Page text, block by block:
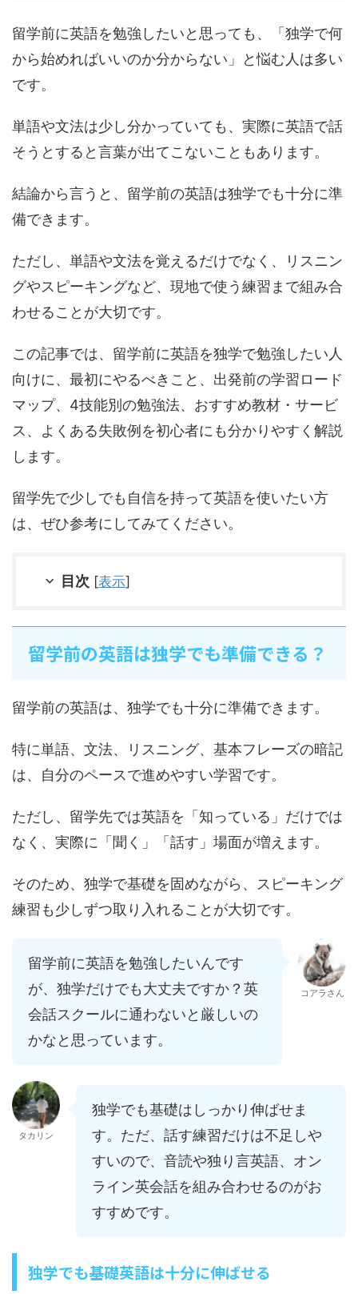
留学前に英語を勉強したいと思っても、「独学で何
から始めればいいのか分からない」と悩む人は多い
です。
単語や文法は少し分かっていても、実際に英語で話
そうとすると言葉が出てこないこともあります。
結論から言うと、留学前の英語は独学でも十分に準
備できます。
ただし、単語や文法を覚えるだけでなく、リスニン
グやスピーキングなど、現地で使う練習まで組み合
わせることが大切です。
この記事では、留学前に英語を独学で勉強したい人
向けに、最初にやるべきこと、出発前の学習ロード
マップ、4技能別の勉強法、おすすめ教材・サービ
ス、よくある失敗例を初心者にも分かりやすく解説
します。
留学先で少しでも自信を持って英語を使いたい方
は、ぜひ参考にしてみてください。
目次 [表示]
留学前の英語は独学でも準備できる？
留学前の英語は、独学でも十分に準備できます。
特に単語、文法、リスニング、基本フレーズの暗記
は、自分のペースで進めやすい学習です。
ただし、留学先では英語を「知っている」だけでは
なく、実際に「聞く」「話す」場面が増えます。
そのため、独学で基礎を固めながら、スピーキング
練習も少しずつ取り入れることが大切です。
留学前に英語を勉強したいんです
が、独学だけでも大丈夫ですか？英
会話スクールに通わないと厳しいの
かなと思っています。
コアラさん
タカリン
独学でも基礎はしっかり伸ばせま
す。ただ、話す練習だけは不足しや
すいので、音読や独り言英語、オン
ライン英会話を組み合わせるのがお
すすめです。
独学でも基礎英語は十分に伸ばせる